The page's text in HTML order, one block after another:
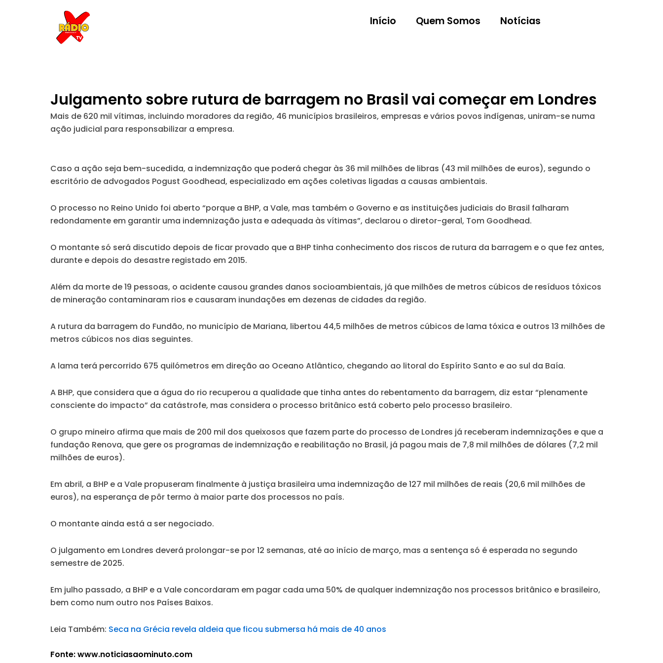
Início Quem Somos Notícias
Julgamento sobre rutura de barragem no Brasil vai começar em Londres
Mais de 620 mil vítimas, incluindo moradores da região, 46 municípios brasileiros, empresas e vários povos indígenas, uniram-se numa
ação judicial para responsabilizar a empresa.
Caso a ação seja bem-sucedida, a indemnização que poderá chegar às 36 mil milhões de libras (43 mil milhões de euros), segundo o
escritório de advogados Pogust Goodhead, especializado em ações coletivas ligadas a causas ambientais.
O processo no Reino Unido foi aberto “porque a BHP, a Vale, mas também o Governo e as instituições judiciais do Brasil falharam
redondamente em garantir uma indemnização justa e adequada às vítimas”, declarou o diretor-geral, Tom Goodhead.
O montante só será discutido depois de ficar provado que a BHP tinha conhecimento dos riscos de rutura da barragem e o que fez antes,
durante e depois do desastre registado em 2015.
Além da morte de 19 pessoas, o acidente causou grandes danos socioambientais, já que milhões de metros cúbicos de resíduos tóxicos
de mineração contaminaram rios e causaram inundações em dezenas de cidades da região.
A rutura da barragem do Fundão, no município de Mariana, libertou 44,5 milhões de metros cúbicos de lama tóxica e outros 13 milhões de
metros cúbicos nos dias seguintes.
A lama terá percorrido 675 quilómetros em direção ao Oceano Atlântico, chegando ao litoral do Espírito Santo e ao sul da Baía.
A BHP, que considera que a água do rio recuperou a qualidade que tinha antes do rebentamento da barragem, diz estar “plenamente
consciente do impacto” da catástrofe, mas considera o processo britânico está coberto pelo processo brasileiro.
O grupo mineiro afirma que mais de 200 mil dos queixosos que fazem parte do processo de Londres já receberam indemnizações e que a
fundação Renova, que gere os programas de indemnização e reabilitação no Brasil, já pagou mais de 7,8 mil milhões de dólares (7,2 mil
milhões de euros).
Em abril, a BHP e a Vale propuseram finalmente à justiça brasileira uma indemnização de 127 mil milhões de reais (20,6 mil milhões de
euros), na esperança de pôr termo à maior parte dos processos no país.
O montante ainda está a ser negociado.
O julgamento em Londres deverá prolongar-se por 12 semanas, até ao início de março, mas a sentença só é esperada no segundo
semestre de 2025.
Em julho passado, a BHP e a Vale concordaram em pagar cada uma 50% de qualquer indemnização nos processos britânico e brasileiro,
bem como num outro nos Países Baixos.
Leia Também: Seca na Grécia revela aldeia que ficou submersa há mais de 40 anos
Fonte: www.noticiasaominuto.com